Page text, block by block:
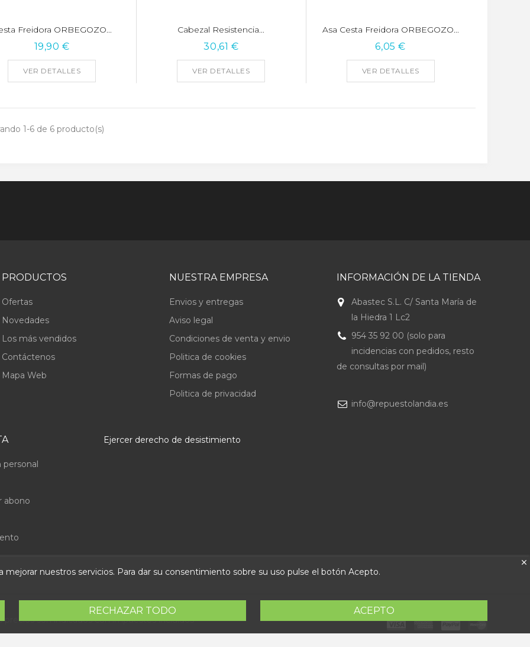
Freidora ORBEGOZO...
19,90 €
VER DETALLES
Cabezal Resistencia...
30,61 €
VER DETALLES
Asa Cesta Freidora ORBEGOZO...
6,05 €
VER DETALLES
1-6 de 6 producto(s)
PRODUCTOS
Ofertas
Novedades
Los más vendidos
Contáctenos
Mapa Web
NUESTRA EMPRESA
Envios y entregas
Aviso legal
Condiciones de venta y envio
Politica de cookies
Formas de pago
Politica de privacidad
INFORMACIÓN DE LA TIENDA
Abastec S.L. C/ Santa María de
la Hiedra 1 Lc2
954 35 92 00 (solo para
incidencias con pedidos, resto
de consultas por mail)
info@repuestolandia.es
nuestros servicios. Para dar su consentimiento sobre su uso pulse el botón Acepto.
RECHAZAR TODO ACEPTO
abono
Ejercer derecho de desistimiento
precios son indicados con impuestos incluidos